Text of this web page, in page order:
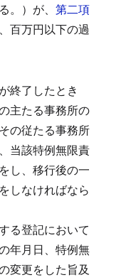
）が、 第二項
百万円以下の過
終了したとき
主たる事務所の
の従たる事務所
当該特例無限責
し、移行後の一
しなければなら
る登記において
年月日、特例無
変更をした旨及